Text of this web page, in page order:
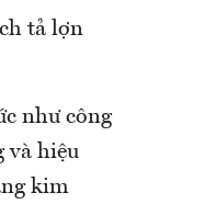
tả lợn
như công
và hiệu
kim